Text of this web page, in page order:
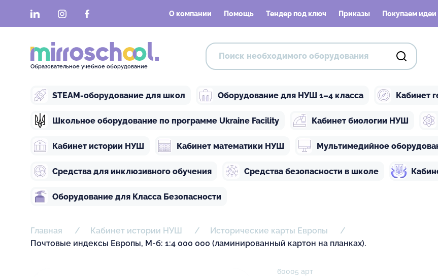
LinkedInInstagramFacebook О компании Помощь Тендер под ключ Приказы Покупаем идеи
Образовательное учебное оборудование
STEAM-оборудование для школ Оборудование для НУШ 1–4 класса Кабинет
Школьное оборудование по программе Ukraine Facility Кабинет биологии НУШ
Кабинет истории НУШ Кабинет математики НУШ Мультимедийное
Средства для инклюзивного обучения Средства безопасности в школе
Оборудование для Класса Безопасности
Главная Кабинет истории НУШ
Исторические карты Европы
Почтовые индексы Европы, М-б: 1:4 000 000 (ламинированный картон на планках).
60005 арт